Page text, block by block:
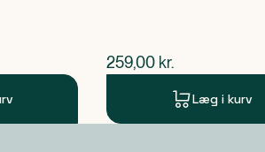
$nuværende pris
259,00 kr.
Læg i kurv